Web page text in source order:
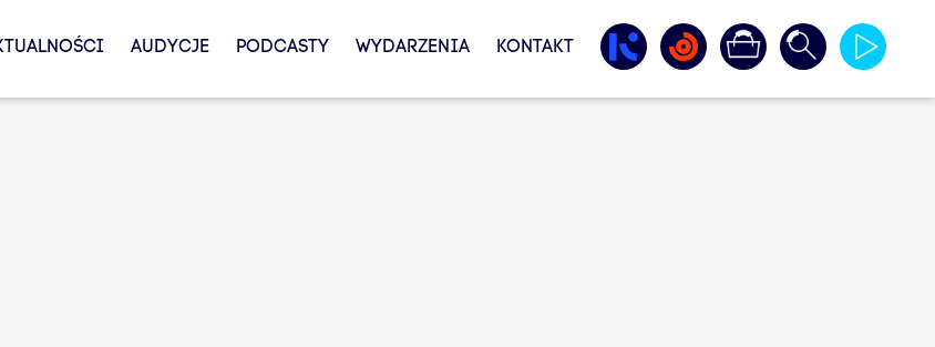
AUDYCJE PODCASTY WYDARZENIA KONTAKT